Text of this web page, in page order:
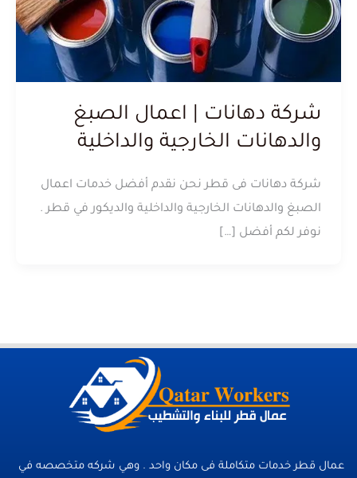
شركة دهانات | اعمال الصبغ
والدهانات الخارجية والداخلية
شركة دهانات فى قطر نحن نقدم أفضل خدمات اعمال
الصبغ والدهانات الخارجية والداخلية والديكور في قطر .
نوفر لكم أفضل […]
عمال قطر خدمات متكاملة فى مكان واحد . وهي شركه متخصصه في